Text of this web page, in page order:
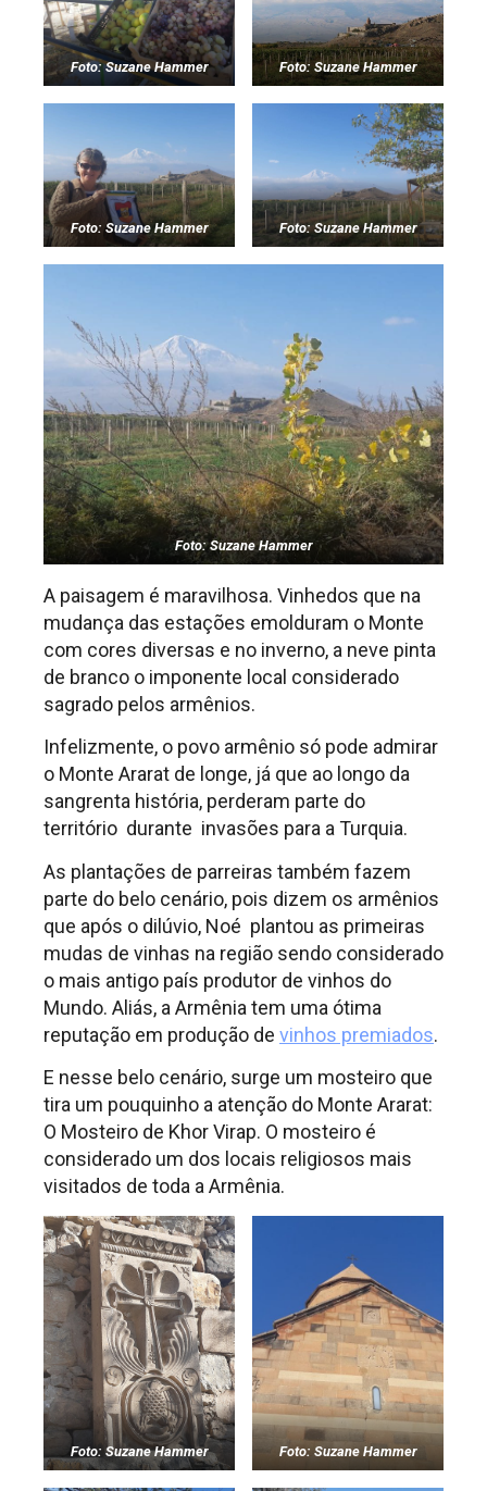
Foto: Suzane Hammer Foto: Suzane Hammer
Foto: Suzane Hammer Foto: Suzane Hammer
Foto: Suzane Hammer
A paisagem é maravilhosa. Vinhedos que na
mudança das estações emolduram o Monte
com cores diversas e no inverno, a neve pinta
de branco o imponente local considerado
sagrado pelos armênios.
Infelizmente, o povo armênio só pode admirar
o Monte Ararat de longe, já que ao longo da
sangrenta história, perderam parte do
território durante invasões para a Turquia.
As plantações de parreiras também fazem
parte do belo cenário, pois dizem os armênios
que após o dilúvio, Noé plantou as primeiras
mudas de vinhas na região sendo considerado
o mais antigo país produtor de vinhos do
Mundo. Aliás, a Armênia tem uma ótima
reputação em produção de vinhos premiados.
E nesse belo cenário, surge um mosteiro que
tira um pouquinho a atenção do Monte Ararat:
O Mosteiro de Khor Virap. O mosteiro é
considerado um dos locais religiosos mais
visitados de toda a Armênia.
Foto: Suzane Hammer Foto: Suzane Hammer